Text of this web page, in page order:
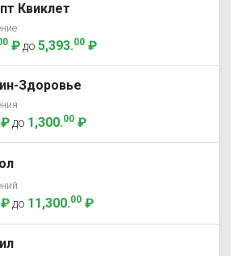
Квиклет
₽ до 5,393.00 ₽
Здоровье
₽ до 1,300.00 ₽
₽ до 11,300.00 ₽